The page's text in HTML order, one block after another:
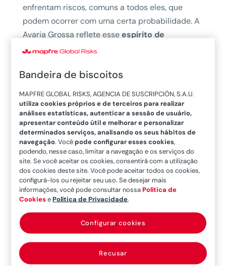
enfrentam riscos, comuns a todos eles, que
podem ocorrer com uma certa probabilidade. A
Avaria Grossa reflete esseespírito de
compartilhamento da adversidade
colocando o bem geral acima do particular de
cada uma das partes.
A cobertura da Avaria Grossa pode ser
encontrada tanto nasapólices de Casco e
Máquinas,quanto nasapólices de
Mercadorias.
Quando uma Avaria Grossa é declarada?
Considerando as diferentes situações ou causas
que podem colocar em risco tanto o navio
quanto a mercadoria durante o transporte, a
Avaria Grossa se refere a um ato voluntário,
razoável e deliberado do capitãoem que as
mercadorias são sacrificadas ou se incorre em
Bandeira de biscoitos
MAPFRE GLOBAL RISKS, AGENCIA DE SUSCRIPCIÓN, S.A.U.
utiliza cookies próprios e de terceiros para realizar
análises estatísticas, autenticar a sessão de usuário,
apresentar conteúdo útil e melhorar e personalizar
determinados serviços, analisando os seus hábitos de
navegação. Vocêpode configurar esses cookies,
podendo, nesse caso, limitar a navegação e os serviços do
site. Se você aceitar os cookies, consentirá com a utilização
dos cookies deste site. Você pode aceitar todos os cookies,
configurá-los ou rejeitar seu uso. Se desejar mais
informações, você pode consultar nossaPolítica de
CookiesePolítica de Privacidade.
Recusar
Configurar cookies